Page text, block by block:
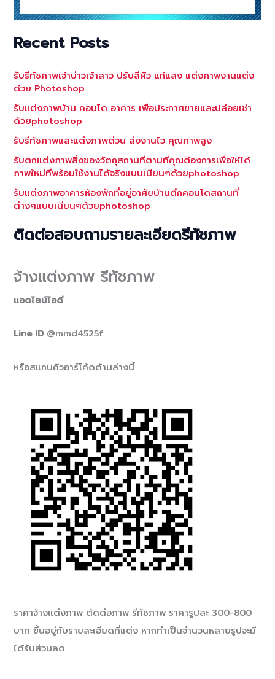
Recent Posts
รับรีทัชภาพเจ้าบ่าวเจ้าสาว ปรับสีผิว แก้แสง แต่งภาพงานแต่ง
ด้วย Photoshop
รับแต่งภาพบ้าน คอนโด อาคาร เพื่อประกาศขายและปล่อยเช่า
ด้วยphotoshop
รับรีทัชภาพและแต่งภาพด่วน ส่งงานไว คุณภาพสูง
รับตกแต่งภาพสิ่งของวัตถุสถานที่ตามที่คุณต้องการเพื่อให้ได้
ภาพใหม่ที่พร้อมใช้งานได้จริงแบบเนียนๆด้วยphotoshop
รับแต่งภาพอาคารห้องพักที่อยู่อาศัยบ้านตึกคอนโดสถานที่
ต่างๆแบบเนียนๆด้วยphotoshop
ติดต่อสอบถามรายละเอียดรีทัชภาพ
จ้างแต่งภาพ รีทัชภาพ
แอดไลน์ไอดี
Line ID @mmd4525f
หรือสแกนคิวอาร์โค้ดด้านล่างนี้
ราคาจ้างแต่งภาพ ตัดต่อภาพ รีทัชภาพ ราคารูปละ 300-800
บาท ขึ้นอยู่กับรายละเอียดที่แต่ง หากทำเป็นจำนวนหลายรูปจะมี
ได้รับส่วนลด